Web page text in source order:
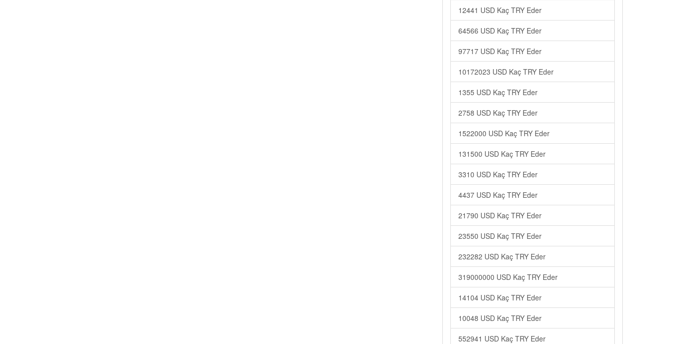
12441 USD Kaç TRY Eder
64566 USD Kaç TRY Eder
97717 USD Kaç TRY Eder
10172023 USD Kaç TRY Eder
1355 USD Kaç TRY Eder
2758 USD Kaç TRY Eder
1522000 USD Kaç TRY Eder
131500 USD Kaç TRY Eder
3310 USD Kaç TRY Eder
4437 USD Kaç TRY Eder
21790 USD Kaç TRY Eder
23550 USD Kaç TRY Eder
232282 USD Kaç TRY Eder
319000000 USD Kaç TRY Eder
14104 USD Kaç TRY Eder
10048 USD Kaç TRY Eder
552941 USD Kaç TRY Eder